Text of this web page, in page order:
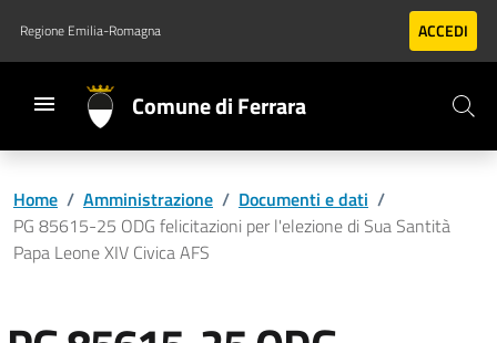
Vai al contenuto principale
Vai al footer
Regione Emilia-Romagna ACCEDI
Comune di Ferrara
Home / Amministrazione / Documenti e dati /
PG 85615-25 ODG felicitazioni per l'elezione di Sua Santità
Papa Leone XIV Civica AFS